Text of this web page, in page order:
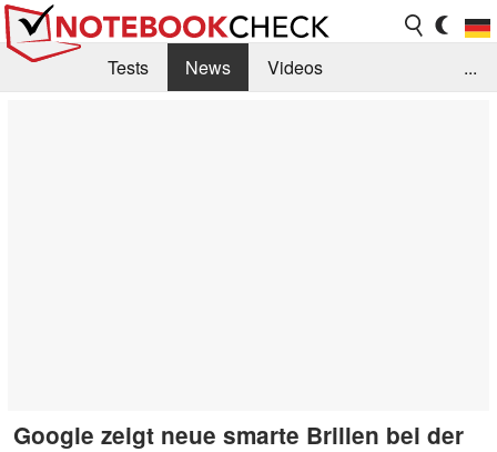
Tests News
Videos
...
Google zeigt neue smarte Brillen bei der